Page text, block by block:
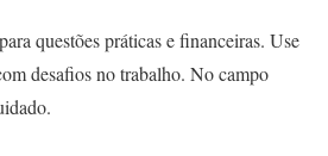
questões práticas e financeiras. Use
desafios no trabalho. No campo